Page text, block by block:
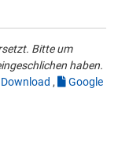
Bitte um
haben.
Download ,
Google